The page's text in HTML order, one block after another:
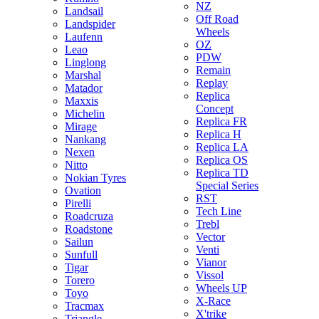
Landsail
Landspider
Laufenn
Leao
Linglong
Marshal
Matador
Maxxis
Michelin
Mirage
Nankang
Nexen
Nitto
Nokian Tyres
Ovation
Pirelli
Roadcruza
Roadstone
Sailun
Sunfull
Tigar
Torero
Toyo
Tracmax
NZ
Off Road
Wheels
OZ
PDW
Remain
Replay
Replica
Concept
Replica FR
Replica H
Replica LA
Replica OS
Replica TD
Special Series
RST
Tech Line
Trebl
Vector
Venti
Vianor
Vissol
Wheels UP
X-Race
X'trike